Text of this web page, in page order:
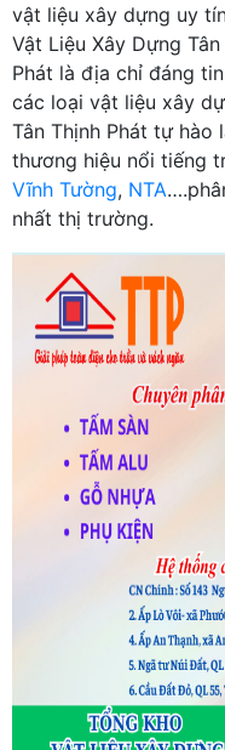
vật liệu xây dựng uy
Vật Liệu Xây Dựng
Phát là địa chỉ đáng
các loại vật liệu xây
Tân Thịnh Phát tự hào
thương hiệu nổi tiếng
Vĩnh Tường, NTA
nhất thị trường.